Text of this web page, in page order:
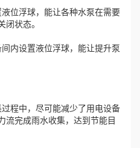
位浮球，能让各种水泵在需要
状态。
内设置液位浮球，能让提升泵
程中，尽可能减少了用电设备
流完成雨水收集，达到节能目